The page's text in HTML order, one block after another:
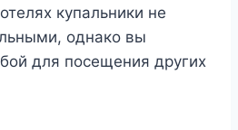
купальники не
однако вы
для посещения других